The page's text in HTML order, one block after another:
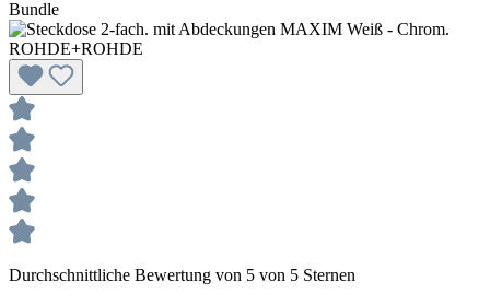
Bundle
Durchschnittliche Bewertung von 5 von 5 Sternen